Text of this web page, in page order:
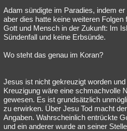
Adam sündigte im Paradies, indem
aber dies hatte keine weiteren
Gott und Mensch in der Zukunft: Im
Sündenfall und keine Erbsünde.
Wo steht das genau im Koran?
Jesus ist nicht gekreuzigt worden
Kreuzigung wäre eine schmachvolle
gewesen. Es ist grundsätzlich
zu erwirken. Über Jesu Tod macht
Angaben. Wahrscheinlich entrückte
und ein anderer wurde an seiner